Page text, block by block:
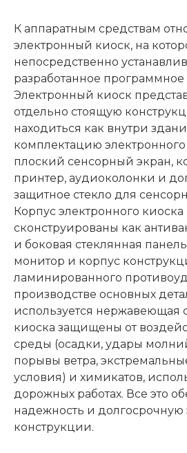
К аппаратным средствам
электронный киоск, на
непосредственно
разработанное
Электронный киоск
отдельно стоящую
находиться как внутри
комплектацию
плоский сенсорный экран,
принтер, аудиоколонки и
защитное стекло для
Корпус электронного
сконструированы как
и боковая стеклянная
монитор и корпус
ламинированного
производстве основных
используется нержавеющая
киоска защищены от
среды (осадки, удары
порывы ветра,
условия) и химикатов,
дорожных работах. Все это
надежность и долгосрочную
конструкции.